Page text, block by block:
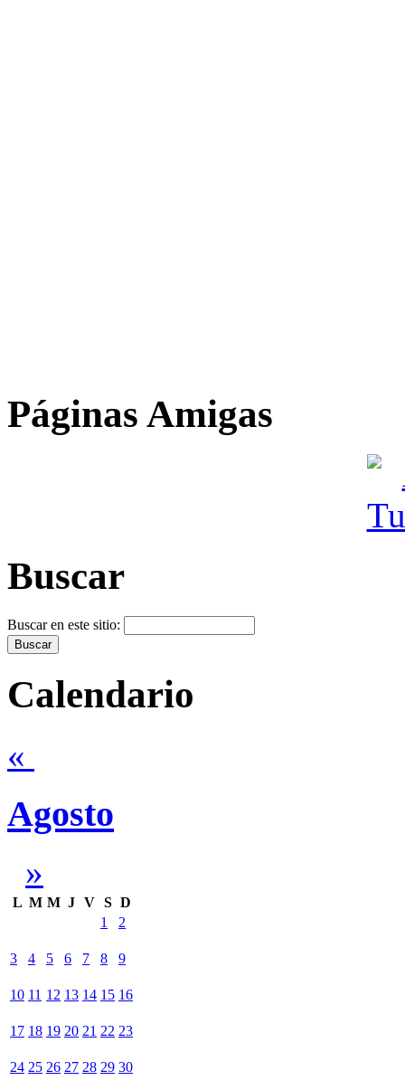
Páginas Amigas
Buscar
Buscar en este sitio:
Calendario
«
Agosto
»
L M M J V S D
1
2
3 4 5 6 7 8 9
10 11 12 13 14 15 16
17 18 19 20 21 22 23
24 25 26 27 28 29 30